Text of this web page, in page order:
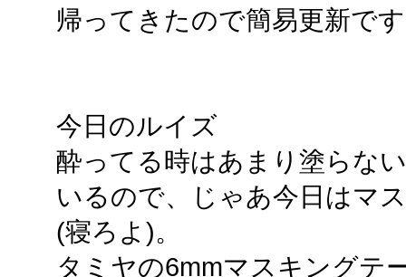
帰ってきたので簡易更新で
今日のルイズ
酔ってる時はあまり塗らな
いるので、じゃあ今日はマ
(寝ろよ)。
タミヤの6mmマスキングテ